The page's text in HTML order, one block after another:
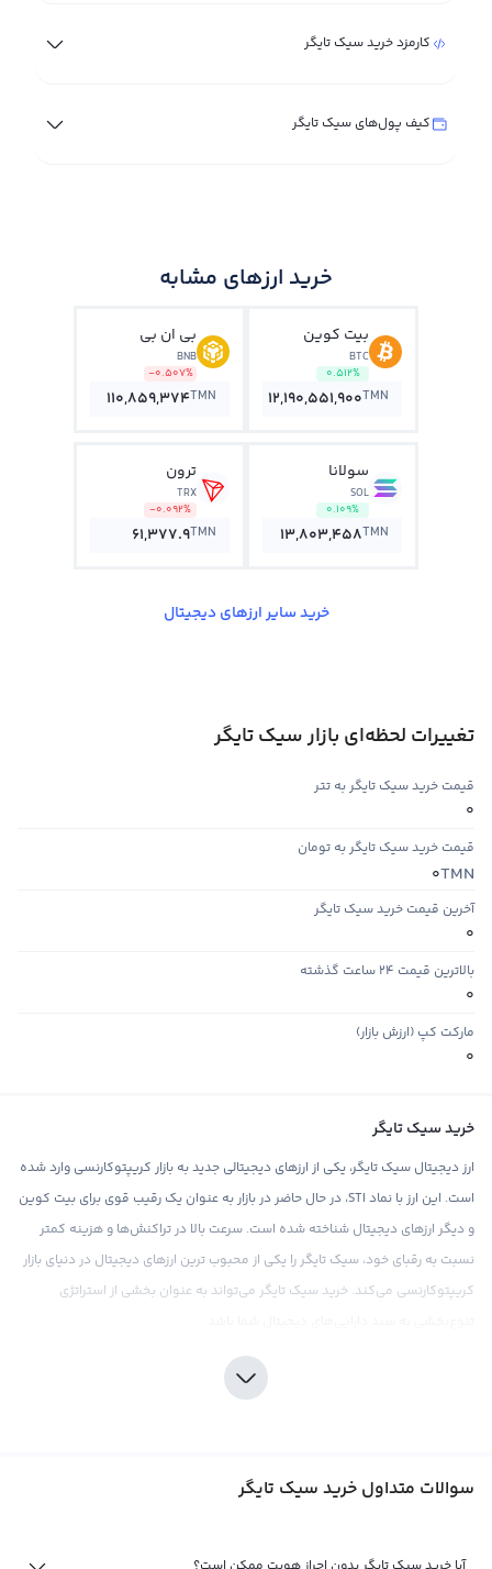
کارمزد خرید سیک تایگر
کیف پول‌های سیک تایگر
خرید ارزهای مشابه
بیت کوین
BTC
0.512%
12,190,551,900TMN
بی ان بی
BNB
-0.507%
110,859,374TMN
سولانا
SOL
0.109%
13,803,458TMN
ترون
TRX
-0.092%
61,377.9TMN
خرید سایر ارزهای دیجیتال
تغییرات لحظه‌ای بازار سیک تایگر
قیمت خرید سیک تایگر به تتر
0
قیمت خرید سیک تایگر به تومان
TMN
0
آخرین قیمت خرید سیک تایگر
0
بالاترین قیمت ۲۴ ساعت گذشته
0
مارکت کپ (ارزش بازار)
0
خرید سیک تایگر
ارز دیجیتال سیک تایگر، یکی از ارزهای دیجیتالی جدید به بازار کریپتوکارنسی وارد شده
است. این ارز با نماد STI، در حال حاضر در بازار به عنوان یک رقیب قوی برای بیت کوین
و دیگر ارزهای دیجیتال شناخته شده است. سرعت بالا در تراکنش‌ها و هزینه کمتر
نسبت به رقبای خود، سیک تایگر را یکی از محبوب ترین ارزهای دیجیتال در دنیای بازار
کریپتوکارنسی می‌کند. خرید سیک تایگر می‌تواند به عنوان بخشی از استراتژی
در صرافی ارز دیجیتال رابکس، شما می‌توانید به سادگی سیک تایگر خود را خریداری
کنید. این صرافی با ارائه قیمت‌های رقابتی و کارمزد پایین، تجربه خریدی مطلوب را
دقت و توجه به جزئیات بازار است. تحقیقات کامل و درک عمیق از بازار قبل از خرید
سوالات متداول خرید سیک تایگر